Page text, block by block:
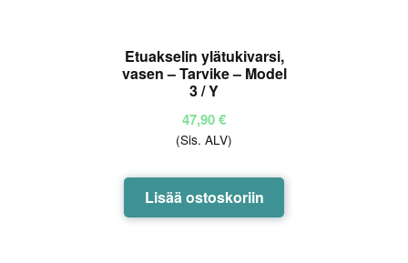
Etuakselin ylätukivarsi,
vasen – Tarvike – Model
3 / Y
47,90€
(Sis. ALV)
Lisää ostoskoriin